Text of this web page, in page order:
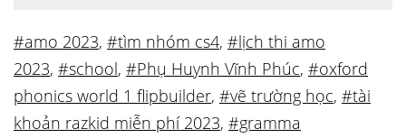
#amo 2023, #tìm nhóm cs4, #lịch thi amo
2023, #school, #Phụ Huynh Vĩnh Phúc, #oxford
phonics world 1 flipbuilder, #vẽ trường học, #tài
khoản razkid miễn phí 2023, #gramma